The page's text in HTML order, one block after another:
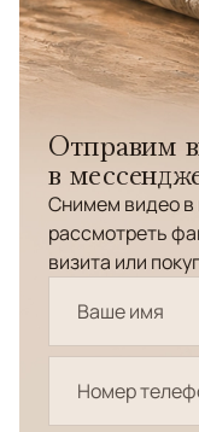
Отправим
в
Снимем видео в
рассмотреть
визита или